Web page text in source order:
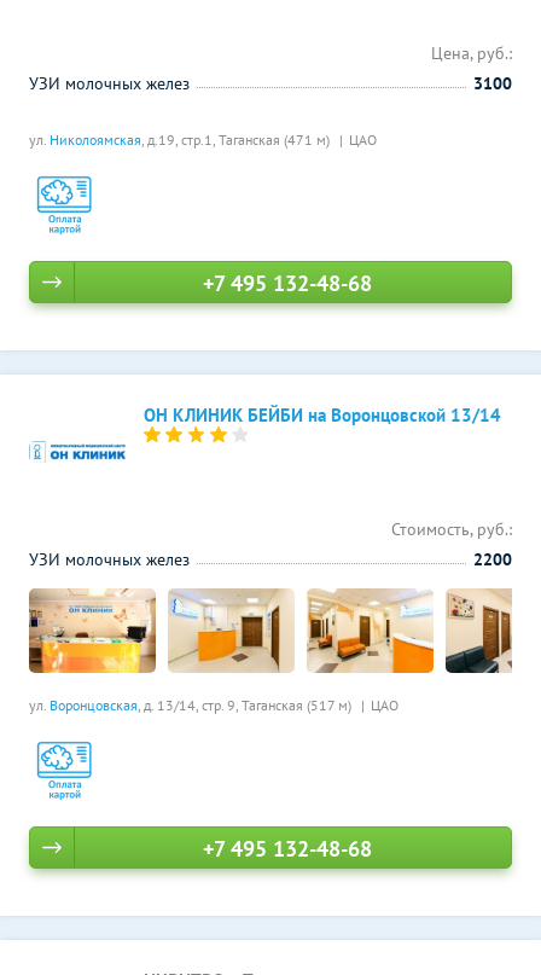
ул. Николоямская, д.19, стр.1, Таганская (471 м) ЦАО
Цена, руб.:
УЗИ молочных желез
3100
+7 495 132-48-68
ОН КЛИНИК БЕЙБИ на Воронцовской 13/14
ул. Воронцовская, д. 13/14, стр. 9, Таганская (517 м) ЦАО
Стоимость, руб.:
УЗИ молочных желез
2200
+7 495 132-48-68